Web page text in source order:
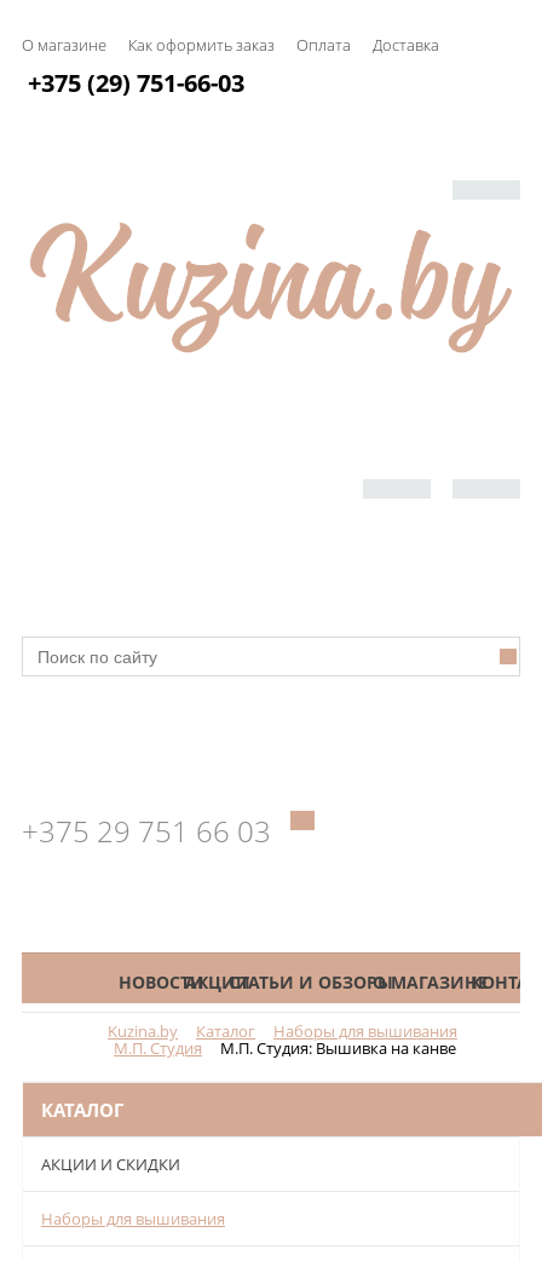
О магазине Как оформить заказ Оплата Доставка
+375 (29) 751-66-03
+375 29 751 66 03
КАТАЛОГНОВОСТИАКЦИИСТАТЬИ И ОБЗОРЫО МАГАЗИНЕ
Kuzina.by Каталог Наборы для вышивания
М.П. Студия М.П. Студия: Вышивка на канве
КАТАЛОГ
АКЦИИ И СКИДКИ
Наборы для вышивания